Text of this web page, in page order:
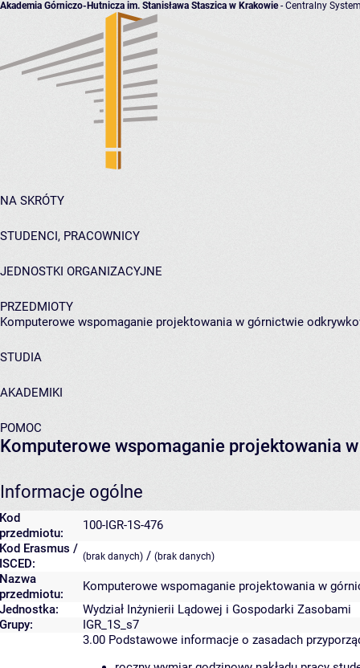
Akademia Górniczo-Hutnicza im. Stanisława Staszica w Krakowie- Centralny
NA SKRÓTY
STUDENCI, PRACOWNICY
JEDNOSTKI ORGANIZACYJNE
PRZEDMIOTY
Komputerowe wspomaganie projektowania w górnictwie
STUDIA
AKADEMIKI
POMOC
Komputerowe wspomaganie projektowania
Informacje ogólne
Kod
przedmiotu:
100-IGR-1S-476
Kod Erasmus /
ISCED:
(brak danych) / (brak danych)
Nazwa
przedmiotu:
Komputerowe wspomaganie projektowania w
Jednostka:
Wydział Inżynierii Lądowej i Gospodarki Zasobami
Grupy:
IGR_1S_s7
3.00 Podstawowe informacje o zasadach